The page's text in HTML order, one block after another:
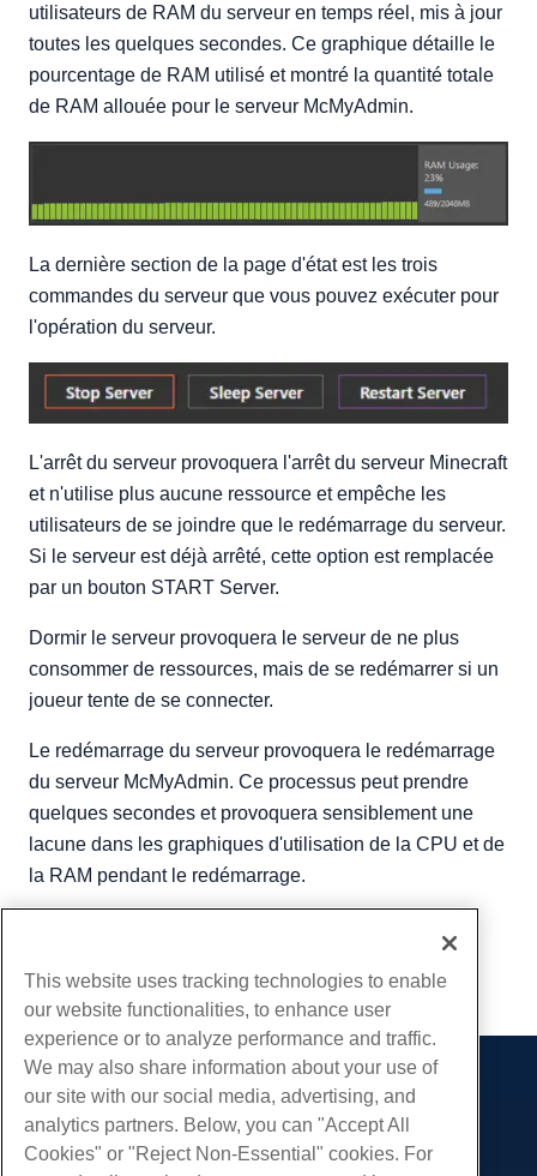
utilisateurs de RAM du serveur en temps réel, mis à jour
toutes les quelques secondes. Ce graphique détaille le
pourcentage de RAM utilisé et montré la quantité totale
de RAM allouée pour le serveur McMyAdmin.
La dernière section de la page d'état est les trois
commandes du serveur que vous pouvez exécuter pour
l'opération du serveur.
L'arrêt du serveur provoquera l'arrêt du serveur Minecraft
et n'utilise plus aucune ressource et empêche les
utilisateurs de se joindre que le redémarrage du serveur.
Si le serveur est déjà arrêté, cette option est remplacée
par un bouton START Server.
Dormir le serveur provoquera le serveur de ne plus
consommer de ressources, mais de se redémarrer si un
joueur tente de se connecter.
Le redémarrage du serveur provoquera le redémarrage
du serveur McMyAdmin. Ce processus peut prendre
quelques secondes et provoquera sensiblement une
lacune dans les graphiques d'utilisation de la CPU et de
la RAM pendant le redémarrage.
Copie URL
Des produits
Hébergement Web
Hébergement professionnel
Prestations de service
This website uses tracking technologies to enable
our website functionalities, to enhance user
experience or to analyze performance and traffic.
We may also share information about your use of
our site with our social media, advertising, and
analytics partners. Below, you can "Accept All
Cookies" or "Reject Non-Essential" cookies. For